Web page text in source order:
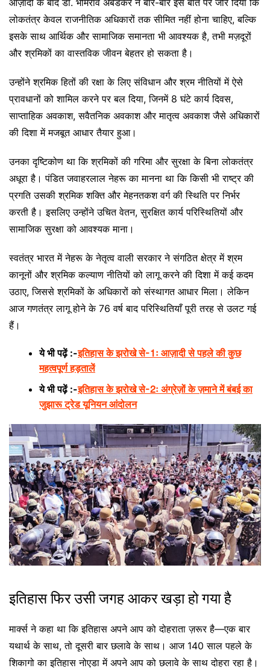
लोकतंत्र केवल राजनीतिक अधिकारों तक सीमित नहीं होना चाहिए, बल्कि
इसके साथ आर्थिक और सामाजिक समानता भी आवश्यक है, तभी मज़दूरों
और श्रमिकों का वास्तविक जीवन बेहतर हो सकता है।
उन्होंने श्रमिक हितों की रक्षा के लिए संविधान और श्रम नीतियों में ऐसे
प्रावधानों को शामिल करने पर बल दिया, जिनमें 8 घंटे कार्य दिवस,
साप्ताहिक अवकाश, सवैतनिक अवकाश और मातृत्व अवकाश जैसे अधिकारों
की दिशा में मजबूत आधार तैयार हुआ।
उनका दृष्टिकोण था कि श्रमिकों की गरिमा और सुरक्षा के बिना लोकतंत्र
अधूरा है। पंडित जवाहरलाल नेहरू का मानना था कि किसी भी राष्ट्र की
प्रगति उसकी श्रमिक शक्ति और मेहनतकश वर्ग की स्थिति पर निर्भर
करती है। इसलिए उन्होंने उचित वेतन, सुरक्षित कार्य परिस्थितियों और
सामाजिक सुरक्षा को आवश्यक माना।
स्वतंत्र भारत में नेहरू के नेतृत्व वाली सरकार ने संगठित क्षेत्र में श्रम
कानूनों और श्रमिक कल्याण नीतियों को लागू करने की दिशा में कई कदम
उठाए, जिससे श्रमिकों के अधिकारों को संस्थागत आधार मिला। लेकिन
आज गणतंत्र लागू होने के 76 वर्ष बाद परिस्थितियाँ पूरी तरह से उलट गई
हैं।
ये भी पढ़ें :-इतिहास के झरोखे से-1ः आज़ादी से पहले की कुछ
महत्वपूर्ण हड़तालें
ये भी पढ़ें :-इतिहास के झरोखे से-2ः अंग्रेज़ों के ज़माने में बंबई का
जुझारू ट्रेड यूनियन आंदोलन
इतिहास फिर उसी जगह आकर खड़ा हो गया है
मार्क्स ने कहा था कि इतिहास अपने आप को दोहराता ज़रूर है—एक बार
यथार्थ के साथ, तो दूसरी बार छलावे के साथ। आज 140 साल पहले के
शिकागो का इतिहास नोएडा में अपने आप को छलावे के साथ दोहरा रहा है।